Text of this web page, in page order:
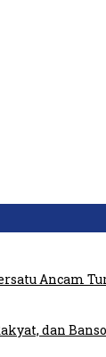
Ancam
dan